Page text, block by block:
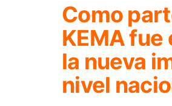
Como
KEMA fue
la nueva
nivel